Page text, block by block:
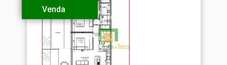
Venda